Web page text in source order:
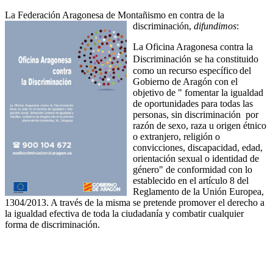
La Federación Aragonesa de Montañismo en contra de la
discriminación, difundimos:
La Oficina Aragonesa contra la
Discriminación se ha constituido
como un recurso específicodel
Gobierno de Aragón con el
objetivo de " fomentar la igualdad
de oportunidades para todas las
personas, sin discriminación por
razón de sexo, raza u origen étnico
o extranjero, religión o
convicciones, discapacidad, edad,
orientación sexual o identidad de
género" de conformidad con lo
establecido en el artículo 8 del
Reglamento de la Unión Europea,
1304/2013. A través de la misma se pretende promover el derecho a
la igualdad efectiva de toda la ciudadanía y combatir cualquier
forma de discriminación.